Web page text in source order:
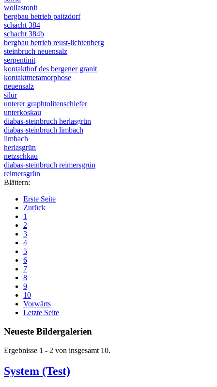
wollastonit
bergbau betrieb paitzdorf
schacht 384
schacht 384b
bergbau betrieb reust-lichtenberg
steinbruch neuensalz
serpentinit
kontakthof des bergener granit
kontaktmetamorphose
neuensalz
silur
unterer graphtolitenschiefer
unterkoskau
diabas-steinbruch herlasgrün
diabas-steinbruch limbach
limbach
herlasgrün
netzschkau
diabas-steinbruch reimersgrün
reimersgrün
Blättern:
Erste Seite
Zurück
1
2
3
4
5
6
7
8
9
10
Vorwärts
Letzte Seite
Neueste Bildergalerien
Ergebnisse 1 - 2 von insgesamt 10.
System (Test)